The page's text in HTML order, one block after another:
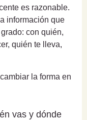
es razonable.
información que
con quién,
quién te lleva,
la forma en
vas y dónde